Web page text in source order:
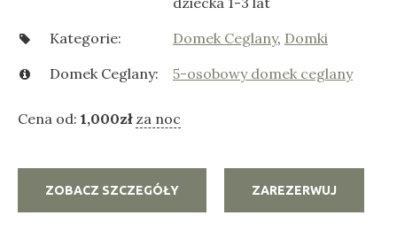
Kategorie:
Domek Ceglany, Domki
Domek Ceglany:
5-osobowy domek ceglany
Cena od: 1,000zł za noc
ZOBACZ SZCZEGÓŁY ZAREZERWUJ